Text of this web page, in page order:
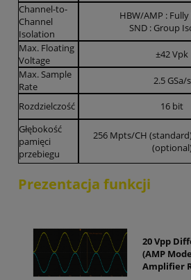
Channel-to-
Channel
Isolation
HBW/AMP :
SND : Group
Max. Floating
Voltage
±42 Vpk
Max. Sample
Rate
2.5 GSa/s
Rozdzielczość
16 bit
Głębokość
pamięci
przebiegu
256 Mpts/CH
Prezentacja funkcji
20 Vpp
(AMP
Amplifier